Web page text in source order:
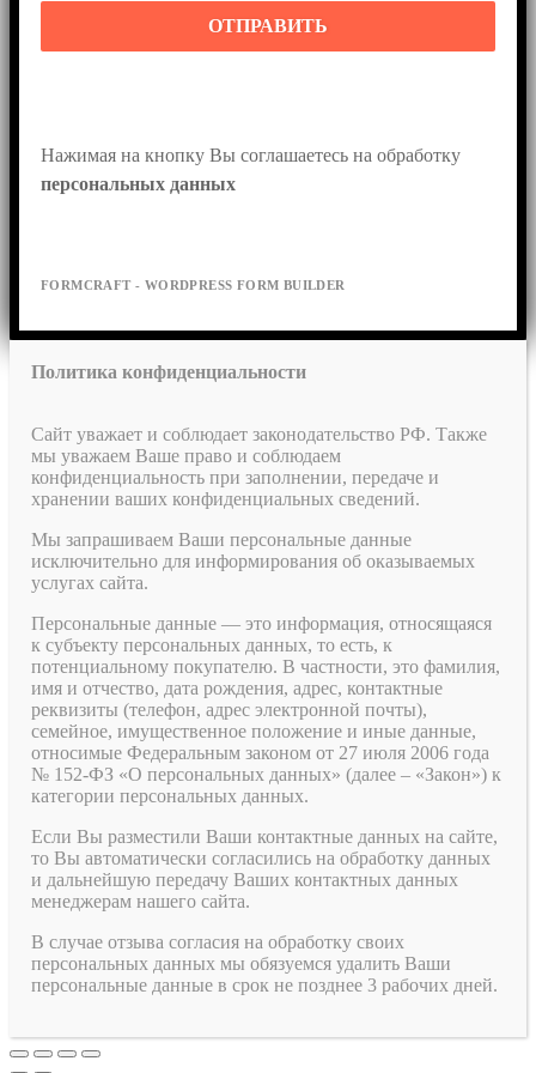
ОТПРАВИТЬ
персональных данных
FORMCRAFT - WORDPRESS FORM BUILDER
Политика конфиденциальности
Сайт уважает и соблюдает законодательство РФ. Также
мы уважаем Ваше право и соблюдаем
конфиденциальность при заполнении, передаче и
хранении ваших конфиденциальных сведений.
Мы запрашиваем Ваши персональные данные
исключительно для информирования об оказываемых
услугах сайта.
Персональные данные — это информация, относящаяся
к субъекту персональных данных, то есть, к
потенциальному покупателю. В частности, это фамилия,
имя и отчество, дата рождения, адрес, контактные
реквизиты (телефон, адрес электронной почты),
семейное, имущественное положение и иные данные,
относимые Федеральным законом от 27 июля 2006 года
№ 152-ФЗ «О персональных данных» (далее – «Закон») к
категории персональных данных.
Если Вы разместили Ваши контактные данных на сайте,
то Вы автоматически согласились на обработку данных
и дальнейшую передачу Ваших контактных данных
менеджерам нашего сайта.
В случае отзыва согласия на обработку своих
персональных данных мы обязуемся удалить Ваши
персональные данные в срок не позднее 3 рабочих дней.